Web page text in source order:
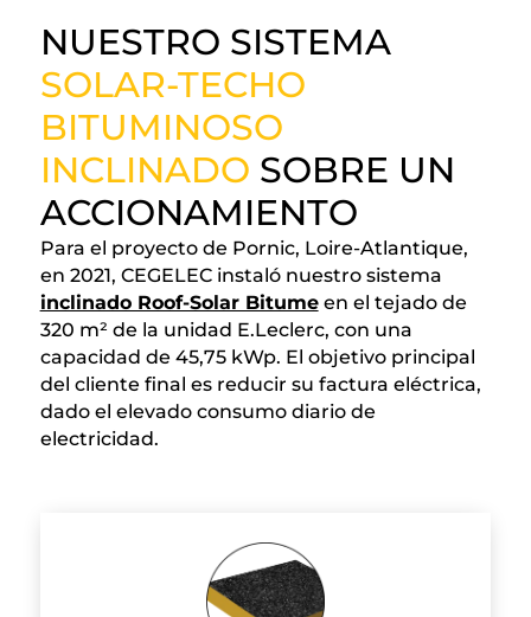
NUESTRO SISTEMA
SOLAR-TECHO
BITUMINOSO
INCLINADO SOBRE UN
ACCIONAMIENTO
Para el proyecto de Pornic, Loire-Atlantique,
en 2021, CEGELEC instaló nuestro sistema
inclinado Roof-Solar Bitumeen el tejado de
320 m² de la unidad E.Leclerc, con una
capacidad de 45,75 kWp. El objetivo principal
del cliente final es reducir su factura eléctrica,
dado el elevado consumo diario de
electricidad.